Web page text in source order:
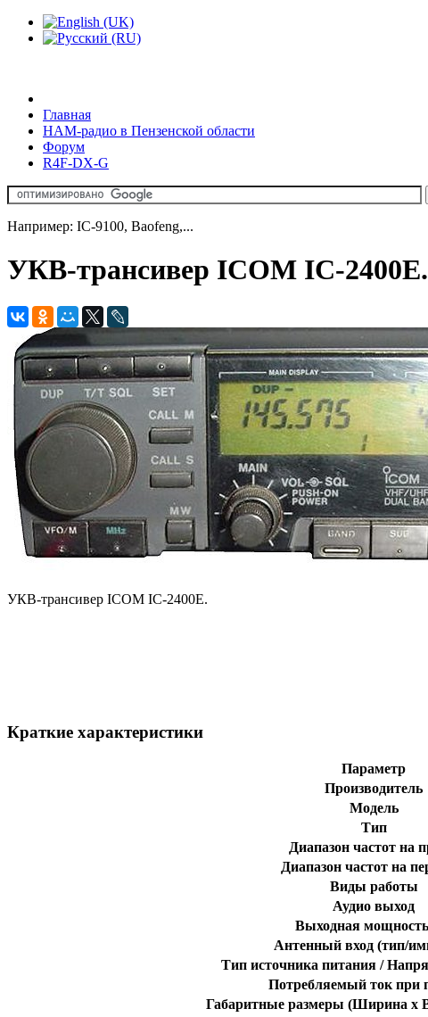
Главная
HAM-радио в Пензенской области
Форум
R4F-DX-G
Например: IC-9100, Baofeng,...
УКВ-трансивер ICOM IC-
УКВ-трансивер ICOM IC-2400E.
Краткие характеристики
Параметр
Производитель
Модель
Тип
Диапазон частот на
Диапазон частот на
Виды работы
Аудио выход
Выходная
Антенный вход (тип/
Тип источника питания /
Потребляемый ток при
Габаритные размеры (Ширина x